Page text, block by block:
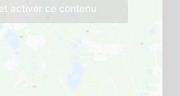
activer ce contenu